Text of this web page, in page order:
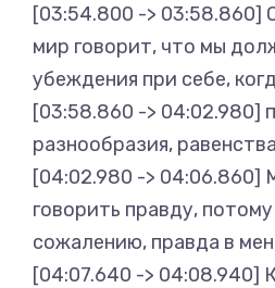
[03:54.800 -> 03:58.860]
мир говорит, что мы
убеждения при себе,
[03:58.860 -> 04:02.980]
разнообразия,
[04:02.980 -> 04:06.860]
говорить правду,
сожалению, правда в
[04:07.640 -> 04:08.940]